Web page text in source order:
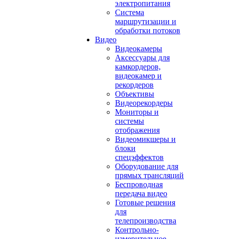
электропитания
Система
маршрутизации и
обработки потоков
Видео
Видеокамеры
Аксессуары для
камкордеров,
видеокамер и
рекордеров
Объективы
Видеорекордеры
Мониторы и
системы
отображения
Видеомикшеры и
блоки
спецэффектов
Оборудование для
прямых трансляций
Беспроводная
передача видео
Готовые решения
для
телепроизводства
Контрольно-